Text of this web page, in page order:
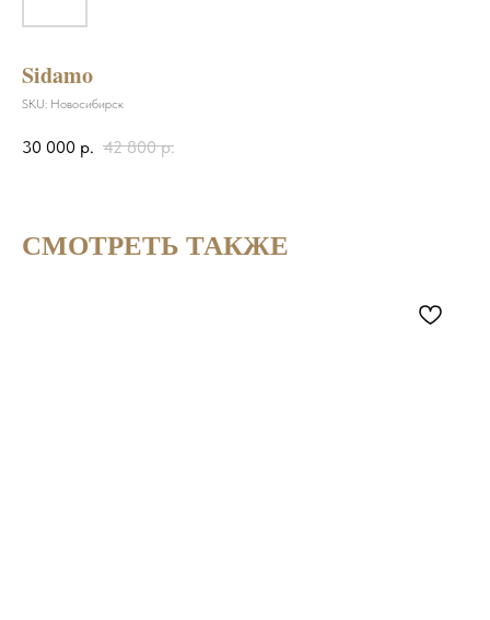
Sidamo
SKU: Новосибирск
30 000 р. 42 800 р.
СМОТРЕТЬ ТАКЖЕ